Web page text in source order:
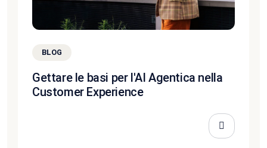
BLOG
Gettare le basi per l'AI Agentica nella
Customer Experience